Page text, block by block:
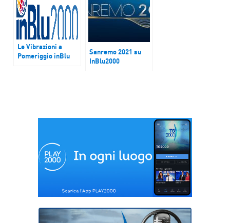
Le Vibrazioni a
Pomeriggio inBlu
Sanremo 2021 su
InBlu2000